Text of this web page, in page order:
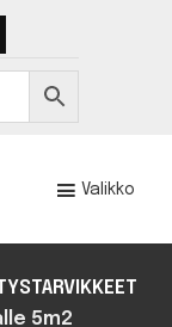
Valikko
5m2